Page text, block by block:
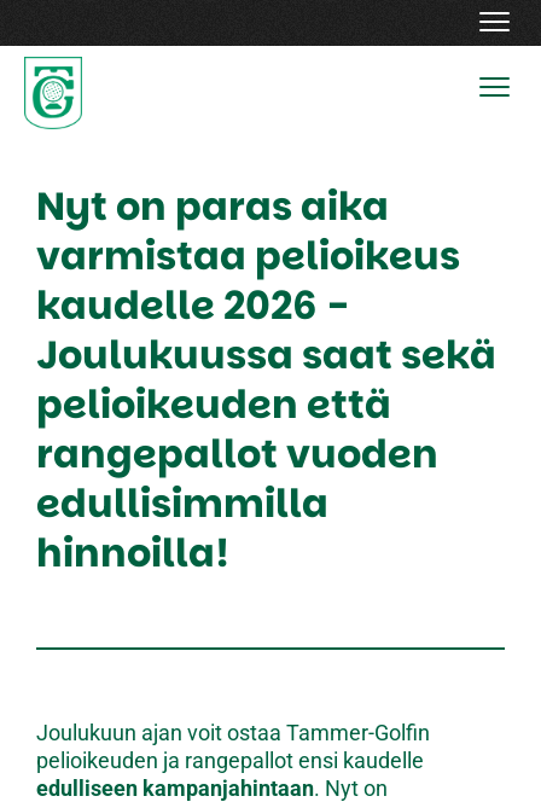
Nyt on paras aika
varmistaa pelioikeus
kaudelle 2026 -
Joulukuussa saat sekä
pelioikeuden että
rangepallot vuoden
edullisimmilla
hinnoilla!
Joulukuun ajan voit ostaa Tammer-Golfin
pelioikeuden ja rangepallot ensi kaudelle
edulliseen kampanjahintaan. Nyt on